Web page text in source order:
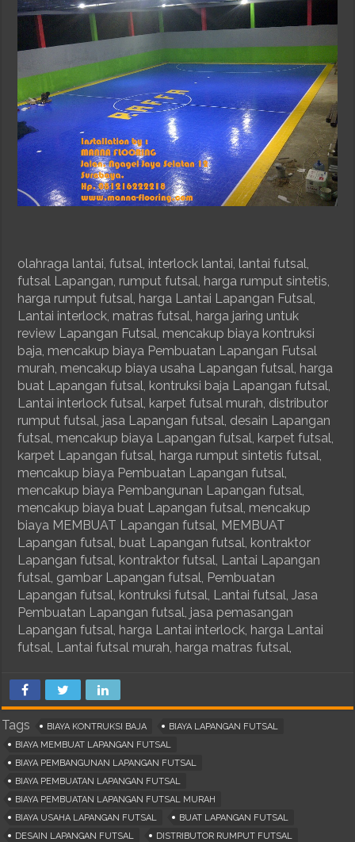
olahraga lantai, futsal, interlock lantai, lantai futsal,
futsal Lapangan, rumput futsal, harga rumput sintetis,
harga rumput futsal, harga Lantai Lapangan Futsal,
Lantai interlock, matras futsal, harga jaring untuk
review Lapangan Futsal, mencakup biaya kontruksi
baja, mencakup biaya Pembuatan Lapangan Futsal
murah, mencakup biaya usaha Lapangan futsal, harga
buat Lapangan futsal, kontruksi baja Lapangan futsal,
Lantai interlock futsal, karpet futsal murah, distributor
rumput futsal, jasa Lapangan futsal, desain Lapangan
futsal, mencakup biaya Lapangan futsal, karpet futsal,
karpet Lapangan futsal, harga rumput sintetis futsal,
mencakup biaya Pembuatan Lapangan futsal,
mencakup biaya Pembangunan Lapangan futsal,
mencakup biaya buat Lapangan futsal, mencakup
biaya MEMBUAT Lapangan futsal, MEMBUAT
Lapangan futsal, buat Lapangan futsal, kontraktor
Lapangan futsal, kontraktor futsal, Lantai Lapangan
futsal, gambar Lapangan futsal, Pembuatan
Lapangan futsal, kontruksi futsal, Lantai futsal, Jasa
Pembuatan Lapangan futsal, jasa pemasangan
Lapangan futsal, harga Lantai interlock, harga Lantai
futsal, Lantai futsal murah, harga matras futsal,
Tags BIAYA KONTRUKSI BAJA
BIAYA LAPANGAN FUTSAL
BIAYA MEMBUAT LAPANGAN FUTSAL
BIAYA PEMBANGUNAN LAPANGAN FUTSAL
BIAYA PEMBUATAN LAPANGAN FUTSAL
BIAYA PEMBUATAN LAPANGAN FUTSAL MURAH
BIAYA USAHA LAPANGAN FUTSAL
BUAT LAPANGAN FUTSAL
DESAIN LAPANGAN FUTSAL
DISTRIBUTOR RUMPUT FUTSAL